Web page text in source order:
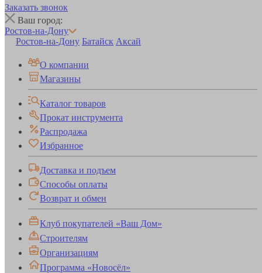
Заказать звонок
Ваш город:
Ростов-на-Дону
Ростов-на-Дону Батайск Аксай
О компании
Магазины
Каталог товаров
Прокат инструмента
Распродажа
Избранное
Доставка и подъем
Способы оплаты
Возврат и обмен
Клуб покупателей «Ваш Дом»
Строителям
Организациям
Программа «Новосёл»